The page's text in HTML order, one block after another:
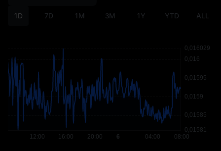
1D 7D 1M 3M 1Y YTD ALL